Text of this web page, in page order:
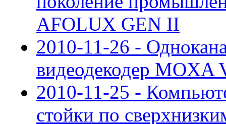
AFOLUX GEN II
2010-11-26 -
видеодекодер MOXA
2010-11-25 -
стойки по